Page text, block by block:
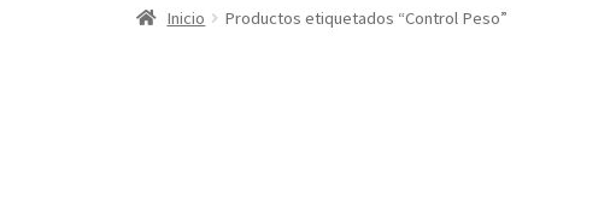
Inicio Productos etiquetados “Control Peso”